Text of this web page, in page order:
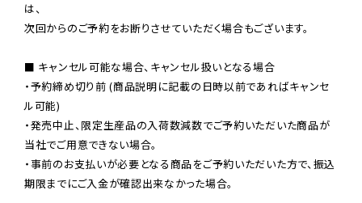
は、
次回からのご予約をお断りさせていただく場合もございます。
■ キャンセル可能な場合、キャンセル扱いとなる場合
・予約締め切り前 (商品説明に記載の日時以前であればキャンセ
ル可能)
・発売中止、限定生産品の入荷数減数でご予約いただいた商品が
当社でご用意できない場合。
・事前のお支払いが必要となる商品をご予約いただいた方で、振込
期限までにご入金が確認出来なかった場合。